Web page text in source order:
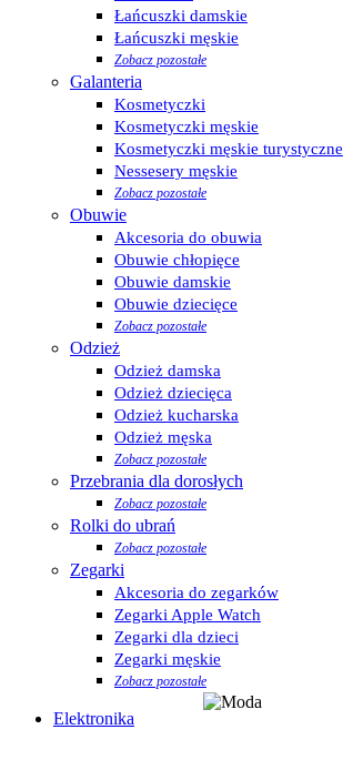
Łańcuszki damskie
Łańcuszki męskie
Zobacz pozostałe
Galanteria
Kosmetyczki
Kosmetyczki męskie
Kosmetyczki męskie turystyczne
Nessesery męskie
Zobacz pozostałe
Obuwie
Akcesoria do obuwia
Obuwie chłopięce
Obuwie damskie
Obuwie dziecięce
Zobacz pozostałe
Odzież
Odzież damska
Odzież dziecięca
Odzież kucharska
Odzież męska
Zobacz pozostałe
Przebrania dla dorosłych
Zobacz pozostałe
Rolki do ubrań
Zobacz pozostałe
Zegarki
Akcesoria do zegarków
Zegarki Apple Watch
Zegarki dla dzieci
Zegarki męskie
Zobacz pozostałe
Elektronika